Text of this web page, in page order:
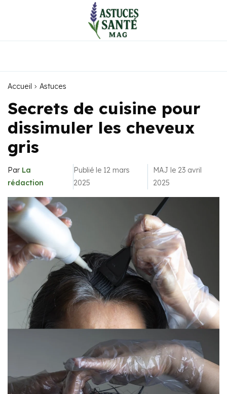
Accueil Astuces
Secrets de cuisine pour
dissimuler les cheveux
gris
Par La
rédaction
Publié le 12 mars
2025
MAJ le 23 avril
2025